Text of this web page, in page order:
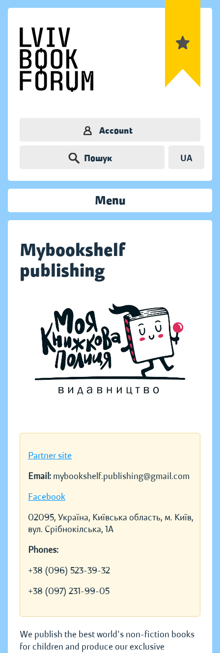
Account
Пошук UA
Menu
Mybookshelf
publishing
Partner site
Email: mybookshelf.publishing@gmail.com
Facebook
02095, Україна, Київська область, м. Київ,
вул. Срібнокілська, 1А
Phones:
+38 (096) 523-39-32
+38 (097) 231-99-05
We publish the best world's non-fiction books
for children and produce our exclusive